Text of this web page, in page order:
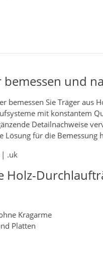
und
Sie Träger aus
mit konstantem
Detailnachweise
für die Bemessung
| .uk
Holz-
Kragarme
Platten